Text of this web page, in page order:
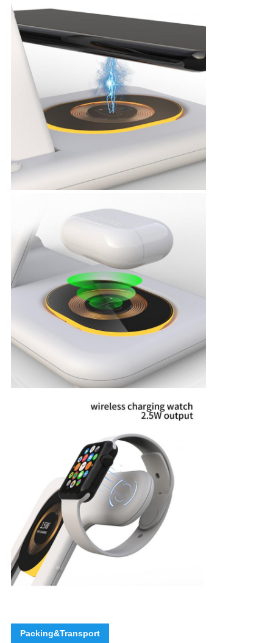
Packing&Transport